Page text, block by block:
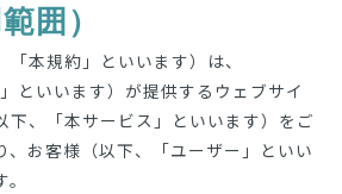
囲）
本規約」といいます）は、
といいます）が提供するウェブサイ
下、「本サービス」といいます）をご
、お客様（以下、「ユーザー」といい